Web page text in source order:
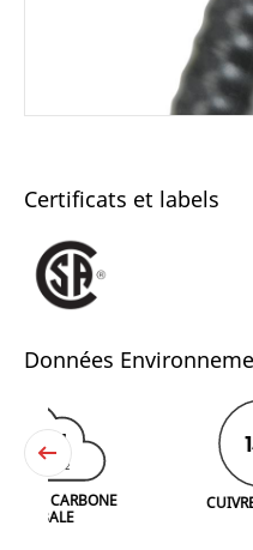
Certificats et labels
Données
14%
CUIVRE